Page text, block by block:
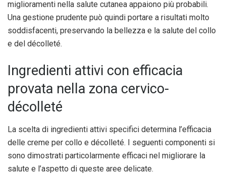
miglioramenti nella salute cutanea appaiono più probabili.
Una gestione prudente può quindi portare a risultati molto
soddisfacenti, preservando la bellezza e la salute del collo
e del décolleté.
Ingredienti attivi con efficacia
provata nella zona cervico-
décolleté
La scelta di ingredienti attivi specifici determina l’efficacia
delle creme per collo e décolleté. I seguenti componenti si
sono dimostrati particolarmente efficaci nel migliorare la
salute e l’aspetto di queste aree delicate.